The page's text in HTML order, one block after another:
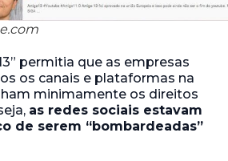
permitia que as empresas
os canais e plataformas na
minimamente os direitos
as redes sociais estavam
de serem “bombardeadas”